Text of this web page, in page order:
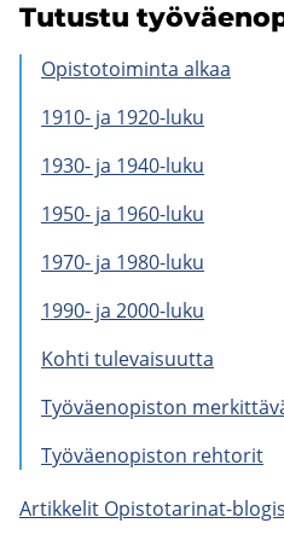
Tu­tus­tu
Opis­to­toi­min­ta alkaa
1910- ja 1920-luku
1930- ja 1940-luku
1950- ja 1960-luku
1970- ja 1980-luku
1990- ja 2000-luku
Kohti tu­le­vai­suut­ta
Työ­väen­opis­ton
Työ­väen­opis­ton reh­to­rit
Ar­tik­ke­lit Opistotarinat-​